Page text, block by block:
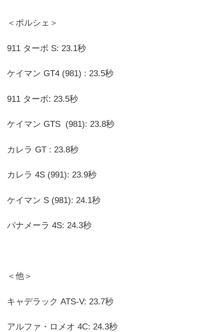
＜ポルシェ＞
911 ターボ S: 23.1秒
ケイマン GT4 (981) : 23.5秒
911 ターボ: 23.5秒
ケイマン GTS (981): 23.8秒
カレラ GT : 23.8秒
カレラ 4S (991): 23.9秒
ケイマン S (981): 24.1秒
パナメーラ 4S: 24.3秒
＜他＞
キャデラック ATS-V: 23.7秒
アルファ・ロメオ 4C: 24.3秒